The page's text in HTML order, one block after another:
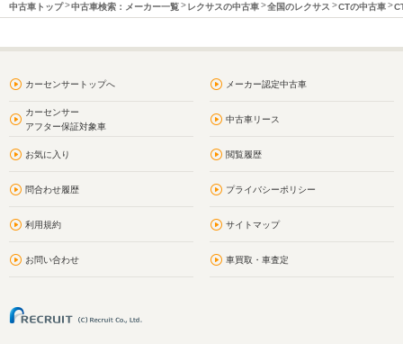
中古車トップ 中古車検索：メーカー一覧 レクサスの中古車 全国のレクサス CTの中古車
カーセンサートップへ メーカー認定中古車
カーセンサー
アフター保証対象車
中古車リース
お気に入り 閲覧履歴
問合わせ履歴 プライバシーポリシー
利用規約 サイトマップ
お問い合わせ 車買取・車査定